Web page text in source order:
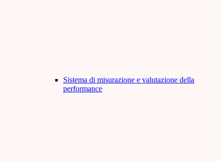
Sistema di misurazione e valutazione della
performance